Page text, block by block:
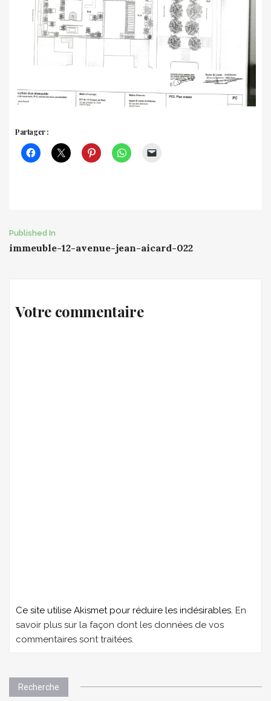
Partager :
Post
Published In
immeuble-12-avenue-jean-aicard-022
Votre commentaire
Ce site utilise Akismet pour réduire les indésirables. En
savoir plus sur la façon dont les données de vos
commentaires sont traitées.
Recherche